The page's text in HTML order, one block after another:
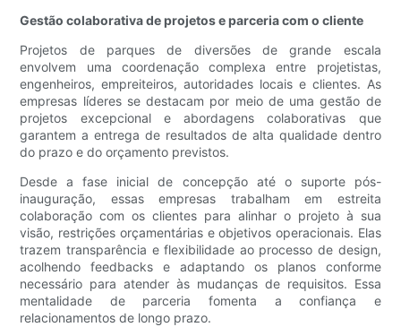
Gestão colaborativa de projetos e parceria com o cliente
Projetos de parques de diversões de grande escala
envolvem uma coordenação complexa entre projetistas,
engenheiros, empreiteiros, autoridades locais e clientes. As
empresas líderes se destacam por meio de uma gestão de
projetos excepcional e abordagens colaborativas que
garantem a entrega de resultados de alta qualidade dentro
do prazo e do orçamento previstos.
Desde a fase inicial de concepção até o suporte pós-
inauguração, essas empresas trabalham em estreita
colaboração com os clientes para alinhar o projeto à sua
visão, restrições orçamentárias e objetivos operacionais. Elas
trazem transparência e flexibilidade ao processo de design,
acolhendo feedbacks e adaptando os planos conforme
necessário para atender às mudanças de requisitos. Essa
mentalidade de parceria fomenta a confiança e
relacionamentos de longo prazo.